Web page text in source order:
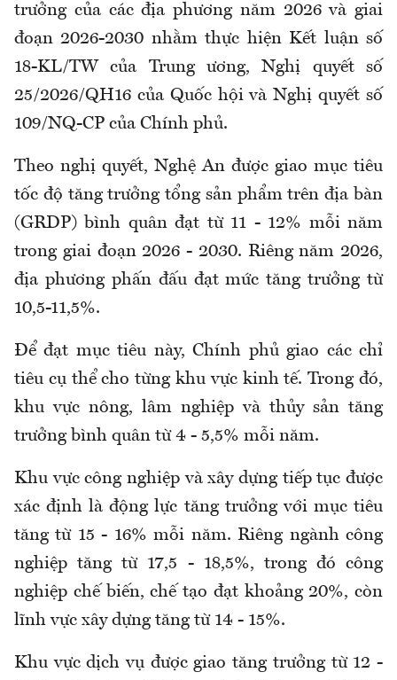
trưởng của các địa phương năm 2026 và giai
đoạn 2026-2030 nhằm thực hiện Kết luận số
18-KL/TW của Trung ương, Nghị quyết số
25/2026/QH16 của Quốc hội và Nghị quyết số
109/NQ-CP của Chính phủ.
Theo nghị quyết, Nghệ An được giao mục tiêu
tốc độ tăng trưởng tổng sản phẩm trên địa bàn
(GRDP) bình quân đạt từ 11 - 12% mỗi năm
trong giai đoạn 2026 - 2030. Riêng năm 2026,
địa phương phấn đấu đạt mức tăng trưởng từ
10,5-11,5%.
Để đạt mục tiêu này, Chính phủ giao các chỉ
tiêu cụ thể cho từng khu vực kinh tế. Trong đó,
khu vực nông, lâm nghiệp và thủy sản tăng
trưởng bình quân từ 4 - 5,5% mỗi năm.
Khu vực công nghiệp và xây dựng tiếp tục được
xác định là động lực tăng trưởng với mục tiêu
tăng từ 15 - 16% mỗi năm. Riêng ngành công
nghiệp tăng từ 17,5 - 18,5%, trong đó công
nghiệp chế biến, chế tạo đạt khoảng 20%, còn
lĩnh vực xây dựng tăng từ 14 - 15%.
Khu vực dịch vụ được giao tăng trưởng từ 12 -